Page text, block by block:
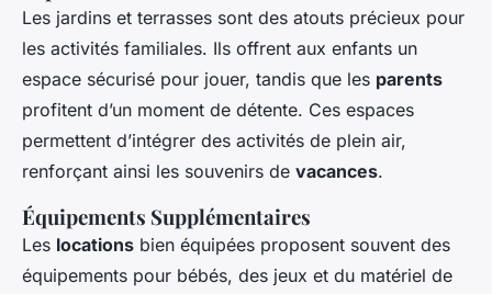
Les jardins et terrasses sont des atouts précieux pour
les activités familiales. Ils offrent aux enfants un
espace sécurisé pour jouer, tandis que les parents
profitent d’un moment de détente. Ces espaces
permettent d’intégrer des activités de plein air,
renforçant ainsi les souvenirs de vacances.
Équipements Supplémentaires
Les locations bien équipées proposent souvent des
équipements pour bébés, des jeux et du matériel de